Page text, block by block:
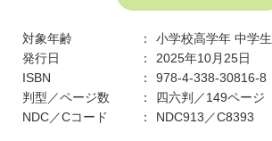
対象年齢 小学校高学年 中学生
発行日
2025年10月25日
ISBN
978-4-338-30816-8
判型／ページ数
四六判／149ページ
NDC／Cコード
NDC913／C8393